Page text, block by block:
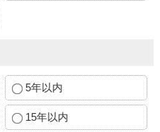
5年以内
15年以内